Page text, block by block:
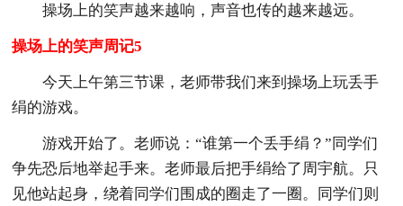
操场上的笑声越来越响，声音也传的越来越远。
操场上的笑声周记5
今天上午第三节课，老师带我们来到操场上玩丢手
绢的游戏。
游戏开始了。老师说：“谁第一个丢手绢？”同学们
争先恐后地举起手来。老师最后把手绢给了周宇航。只
见他站起身，绕着同学们围成的圈走了一圈。同学们则